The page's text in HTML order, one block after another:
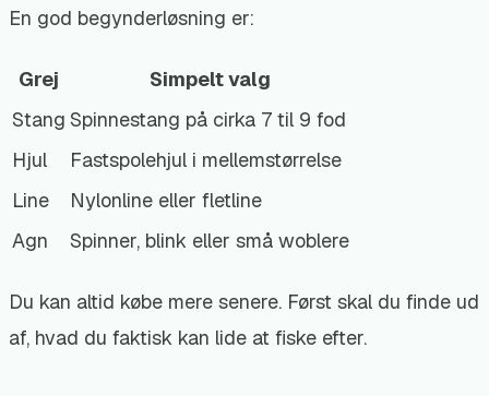
En god begynderløsning er:
Grej
Simpelt valg
Stang Spinnestang på cirka 7 til 9 fod
Hjul
Fastspolehjul i mellemstørrelse
Line
Nylonline eller fletline
Agn
Spinner, blink eller små woblere
Du kan altid købe mere senere. Først skal du finde ud
af, hvad du faktisk kan lide at fiske efter.